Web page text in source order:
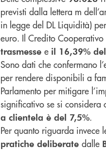
previsti dalla lettera m
in legge del DL Liquidità)
euro. Il Credito
trasmesse e il 16,39%
Sono dati che confermano
per rendere disponibili a
Parlamento per mitigare
significativo se si considera
a clientela è del 7,5%.
Per quanto riguarda invece
pratiche deliberate dalle